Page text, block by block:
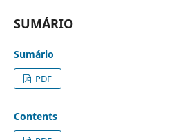
SUMÁRIO
Sumário
PDF
Contents